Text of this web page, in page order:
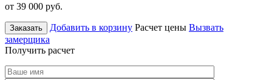
от 39 000 руб.
Заказать Добавить в корзину Расчет цены Вызвать
замерщика
Получить расчет